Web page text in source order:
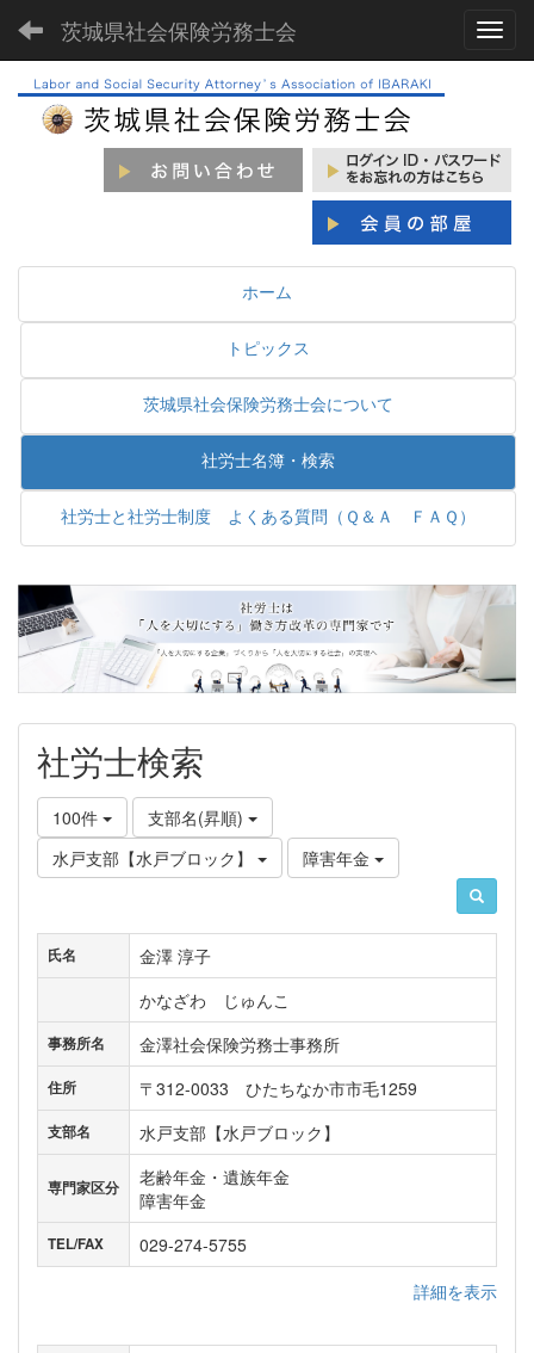
茨城県社会保険労務士会
ホーム
トピックス
茨城県社会保険労務士会について
社労士名簿・検索
社労士と社労士制度 よくある質問（Ｑ＆Ａ ＦＡＱ）
社労士検索
100件
支部名(昇順)
水戸支部【水戸ブロック】
障害年金
氏名
金澤 淳子
かなざわ じゅんこ
事務所名 金澤社会保険労務士事務所
住所 〒312-0033 ひたちなか市市毛1259
支部名 水戸支部【水戸ブロック】
専門家区分
老齢年金・遺族年金
障害年金
TEL/FAX
029-274-5755
詳細を表示